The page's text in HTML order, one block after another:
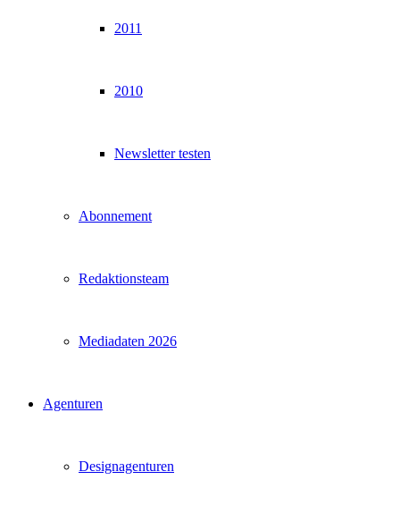
2011
2010
Newsletter testen
Abonnement
Redaktionsteam
Mediadaten 2026
Agenturen
Designagenturen